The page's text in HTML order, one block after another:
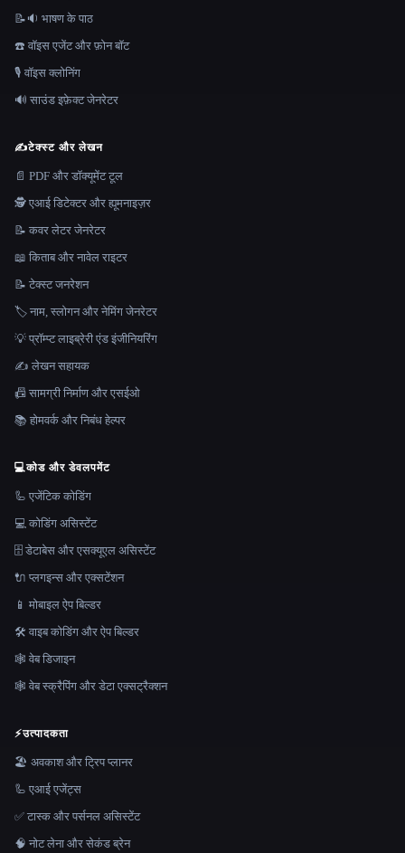
📝🔉 भाषण के पाठ
☎️ वॉइस एजेंट और फ़ोन बॉट
🎙️ वॉइस क्लोनिंग
🔊 साउंड इफ़ेक्ट जेनरेटर
✍️टेक्स्ट और लेखन
📄 PDF और डॉक्यूमेंट टूल
🕵️ एआई डिटेक्टर और ह्यूमनाइज़र
📝 कवर लेटर जेनरेटर
📖 किताब और नावेल राइटर
📝 टेक्स्ट जनरेशन
🏷️ नाम, स्लोगन और नेमिंग जेनरेटर
💡 प्रॉम्प्ट लाइब्रेरी एंड इंजीनियरिंग
✍️ लेखन सहायक
📠 सामग्री निर्माण और एसईओ
📚 होमवर्क और निबंध हेल्पर
💻कोड और डेवलपमेंट
🦾 एजेंटिक कोडिंग
💻 कोडिंग असिस्टेंट
🗄️ डेटाबेस और एसक्यूएल असिस्टेंट
🔌 प्लगइन्स और एक्सटेंशन
📱 मोबाइल ऐप बिल्डर
🛠️ वाइब कोडिंग और ऐप बिल्डर
🕸 वेब डिजाइन
🕸️ वेब स्क्रैपिंग और डेटा एक्सट्रैक्शन
⚡उत्पादकता
🏖 अवकाश और ट्रिप प्लानर
🦾 एआई एजेंट्स
✅ टास्क और पर्सनल असिस्टेंट
🧠 नोट लेना और सेकंड ब्रेन